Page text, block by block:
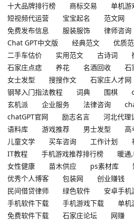
十大品牌排行榜
商标交易
单机游
短视频代运营
宝宝起名 范文网
免费发布信息
服装服饰 律师咨询
Chat GPT中文版
经典范文 优质
二手车估价
实用范文 古诗词
石家庄点痣
养花 名酒回收
石
女士发型
搜搜作文
石家庄人才网
钢琴入门指法教程
词典 围棋
玄机派
企业服务 法律咨询
chatGPT官网
励志名言 河北代理
语料库
游戏推荐 男士发型 高
儿童文学
买车咨询 工作计划
IT教程
手机游戏推荐排行榜
暖通,
女性健康
苗木供应 ps素材库
优秀个人博客
包装网 创业赚钱
民间借贷律师
绿色软件
安卓手机
手机软件下载
手机游戏下载
单机
免费软件下载
石家庄论坛 网赚